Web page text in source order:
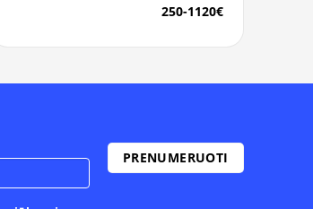
250-1120€